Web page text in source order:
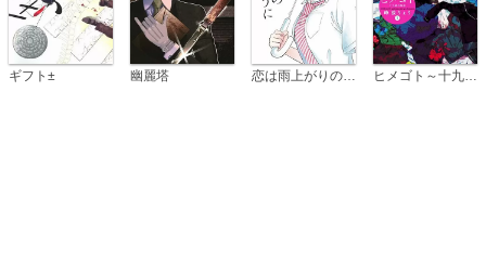
ギフト± 幽麗塔 恋は雨上がりのように ヒメゴト～十九歳の制服～